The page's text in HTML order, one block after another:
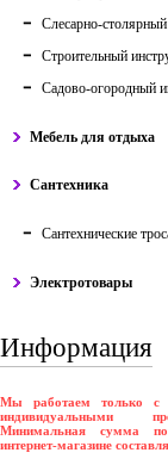
Слесарно-
Строительный
Садово-огородный
Мебель для отдыха
Сантехника
Сантехнические
Электротовары
Информация
Мы работаем только с
индивидуальными
Минимальная сумма
интернет-магазине